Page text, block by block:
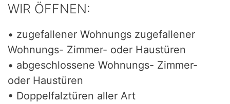
WIR ÖFFNEN:
• zugefallener Wohnungs zugefallener
Wohnungs- Zimmer- oder Haustüren
• abgeschlossene Wohnungs- Zimmer-
oder Haustüren
• Doppelfalztüren aller Art